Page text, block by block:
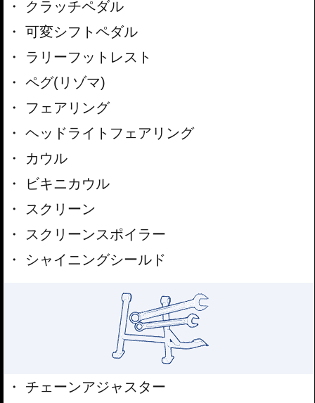
クラッチペダル
可変シフトペダル
ラリーフットレスト
ペグ(リゾマ)
フェアリング
ヘッドライトフェアリング
カウル
ビキニカウル
スクリーン
スクリーンスポイラー
シャイニングシールド
チェーンアジャスター